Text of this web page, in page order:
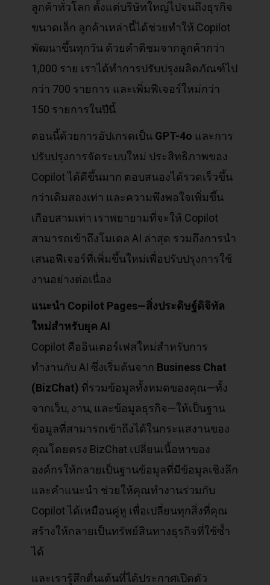
ลูกค้าทั่วโลก ตั้งแต่บริษัทใหญ่ไปจนถึงธุรกิจ
ขนาดเล็ก ลูกค้าเหล่านี้ได้ช่วยทำให้ Copilot
พัฒนาขึ้นทุกวัน ด้วยคำติชมจากลูกค้ากว่า
1,000 ราย เราได้ทำการปรับปรุงผลิตภัณฑ์ไป
กว่า 700 รายการ และเพิ่มฟีเจอร์ใหม่กว่า
150 รายการในปีนี้
ตอนนี้ด้วยการอัปเกรดเป็น GPT-4o และการ
ปรับปรุงการจัดระบบใหม่ ประสิทธิภาพของ
Copilot ได้ดีขึ้นมาก ตอบสนองได้รวดเร็วขึ้น
กว่าเดิมสองเท่า และความพึงพอใจเพิ่มขึ้น
เกือบสามเท่า เราพยายามที่จะให้ Copilot
สามารถเข้าถึงโมเดล AI ล่าสุด รวมถึงการนำ
เสนอฟีเจอร์ที่เพิ่มขึ้นใหม่เพื่อปรับปรุงการใช้
งานอย่างต่อเนื่อง
แนะนำ Copilot Pages—สิ่งประดิษฐ์ดิจิทัล
ใหม่สำหรับยุค AI
Copilot คืออินเตอร์เฟสใหม่สำหรับการ
ทำงานกับ AI ซึ่งเริ่มต้นจาก Business Chat
(BizChat) ที่รวมข้อมูลทั้งหมดของคุณ—ทั้ง
จากเว็บ, งาน, และข้อมูลธุรกิจ—ให้เป็นฐาน
ข้อมูลที่สามารถเข้าถึงได้ในกระแสงานของ
คุณโดยตรง BizChat เปลี่ยนเนื้อหาของ
องค์กรให้กลายเป็นฐานข้อมูลที่มีข้อมูลเชิงลึก
และคำแนะนำ ช่วยให้คุณทำงานร่วมกับ
Copilot ได้เหมือนคู่หู เพื่อเปลี่ยนทุกสิ่งที่คุณ
สร้างให้กลายเป็นทรัพย์สินทางธุรกิจที่ใช้ซ้ำ
ได้
และเรารู้สึกตื่นเต้นที่ได้ประกาศเปิดตัว